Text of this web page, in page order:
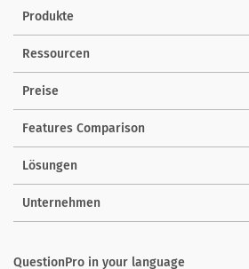
Produkte
Ressourcen
Preise
Features Comparison
Lösungen
Unternehmen
QuestionPro in your language